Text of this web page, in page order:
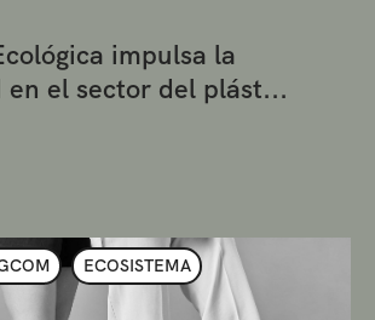
impulsa la
el sector del plást...
ECOSISTEMA